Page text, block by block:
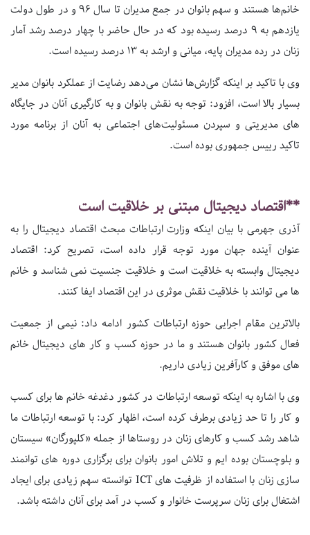
خانم‌ها هستند و سهم بانوان در جمع مدیران تا سال 96 و در طول دولت
یازدهم به 9 درصد رسیده بود که در حال حاضر با چهار درصد رشد آمار
زنان در رده مدیران پایه، میانی و ارشد به 13 درصد رسیده است.
وی با تاکید بر اینکه گزارش‌ها نشان می‌دهد رضایت از عملکرد بانوان مدیر
بسیار بالا است، افزود: توجه به نقش بانوان و به کارگیری آنان در جایگاه
های مدیریتی و سپردن مسئولیت‌های اجتماعی به آنان از برنامه مورد
تاکید رییس جمهوری بوده است.
**اقتصاد دیجیتال مبتنی بر خلاقیت است
آذری جهرمی با بیان اینکه وزارت ارتباطات مبحث اقتصاد دیجیتال را به
عنوان آینده جهان مورد توجه قرار داده است، تصریح کرد: اقتصاد
دیجیتال وابسته به خلاقیت است و خلاقیت جنسیت نمی شناسد و خانم
ها می توانند با خلاقیت نقش موثری در این اقتصاد ایفا کنند.
بالاترین مقام اجرایی حوزه ارتباطات کشور ادامه داد: نیمی از جمعیت
فعال کشور بانوان هستند و ما در حوزه کسب و کار های دیجیتال خانم
های موفق و کارآفرین زیادی داریم.
وی با اشاره به اینکه توسعه ارتباطات در کشور دغدغه خانم ها برای کسب
و کار را تا حد زیادی برطرف کرده است، اظهار کرد: با توسعه ارتباطات ما
شاهد رشد کسب و کارهای زنان در روستاها از جمله «کلپورگان» سیستان
و بلوچستان بوده ایم و تلاش امور بانوان برای برگزاری دوره های توانمند
سازی زنان با استفاده از ظرفیت های ICT توانسته سهم زیادی برای ایجاد
اشتغال برای زنان سرپرست خانوار و کسب در آمد برای آنان داشته باشد.